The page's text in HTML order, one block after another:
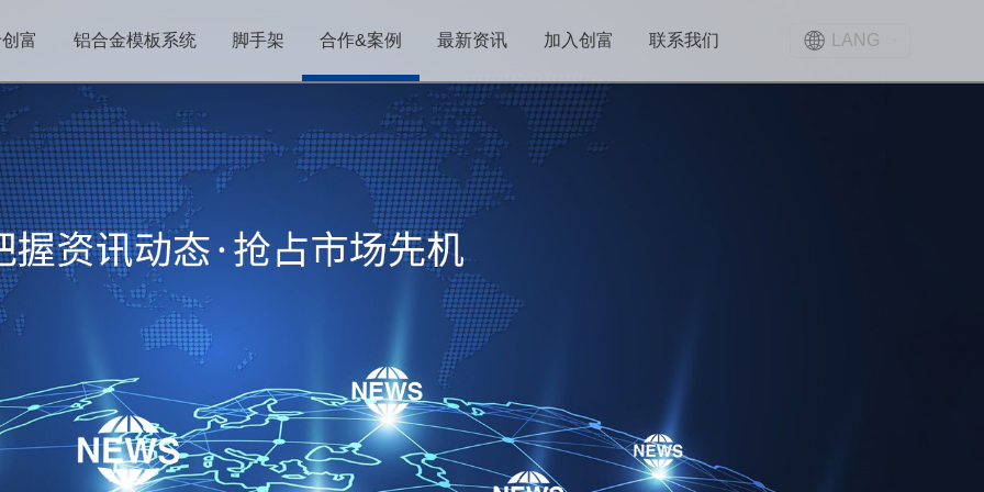
富 铝合金模板系统 脚手架 合作&案例 最新资讯 加入创富 联系我们 LANG